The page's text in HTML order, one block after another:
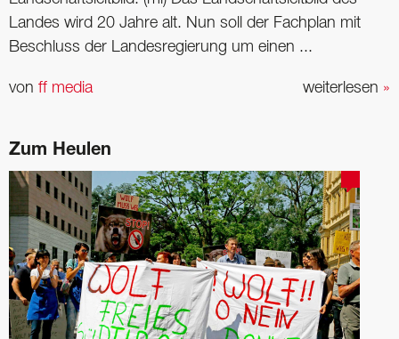
Landes wird 20 Jahre alt. Nun soll der Fachplan mit
Beschluss der Landesregierung um einen ...
weiterlesen »
von ff media
Zum Heulen